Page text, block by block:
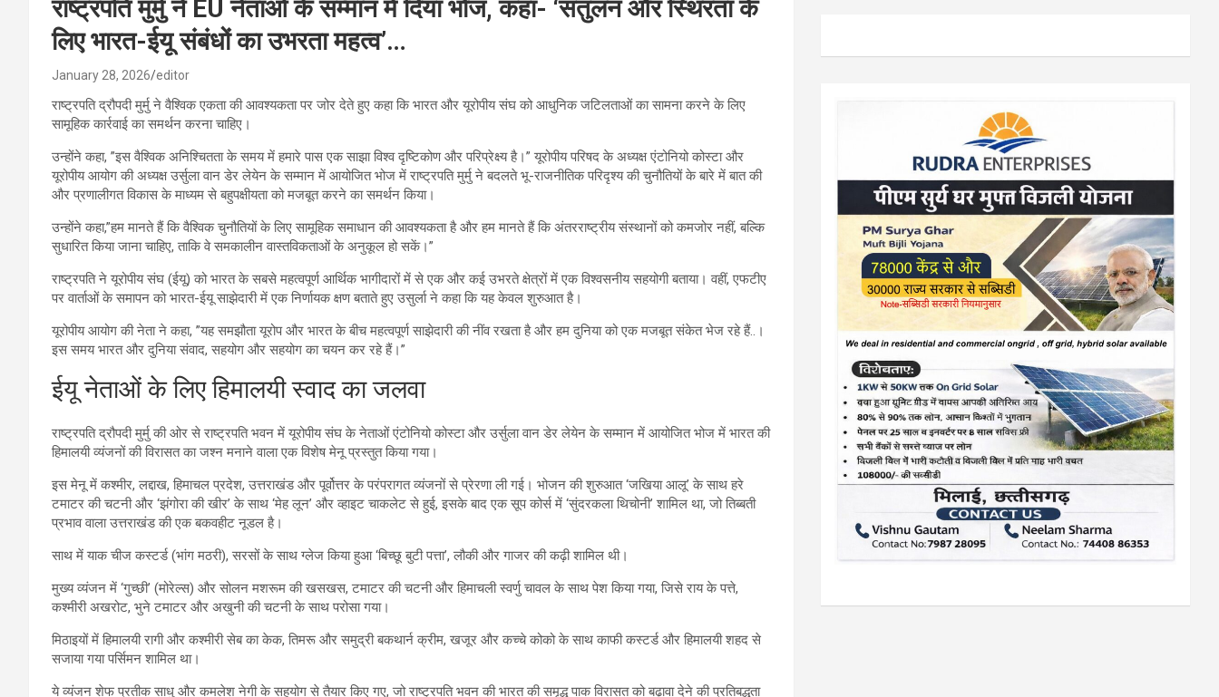
राष्ट्रपति मुर्मु ने EU नेताओं के सम्मान में दिया भोज, कहा- ‘संतुलन और स्थिरता के
लिए भारत-ईयू संबंधों का उभरता महत्व’…
January 28, 2026 editor
राष्ट्रपति द्रौपदी मुर्मु ने वैश्विक एकता की आवश्यकता पर जोर देते हुए कहा कि भारत और यूरोपीय संघ को आधुनिक जटिलताओं का सामना करने के लिए
सामूहिक कार्रवाई का समर्थन करना चाहिए।
उन्होंने कहा, ”इस वैश्विक अनिश्चितता के समय में हमारे पास एक साझा विश्व दृष्टिकोण और परिप्रेक्ष्य है।” यूरोपीय परिषद के अध्यक्ष एंटोनियो कोस्टा और
यूरोपीय आयोग की अध्यक्ष उर्सुला वान डेर लेयेन के सम्मान में आयोजित भोज में राष्ट्रपति मुर्मु ने बदलते भू-राजनीतिक परिदृश्य की चुनौतियों के बारे में बात की
और प्रणालीगत विकास के माध्यम से बहुपक्षीयता को मजबूत करने का समर्थन किया।
उन्होंने कहा,”हम मानते हैं कि वैश्विक चुनौतियों के लिए सामूहिक समाधान की आवश्यकता है और हम मानते हैं कि अंतरराष्ट्रीय संस्थानों को कमजोर नहीं, बल्कि
सुधारित किया जाना चाहिए, ताकि वे समकालीन वास्तविकताओं के अनुकूल हो सकें।”
राष्ट्रपति ने यूरोपीय संघ (ईयू) को भारत के सबसे महत्वपूर्ण आर्थिक भागीदारों में से एक और कई उभरते क्षेत्रों में एक विश्वसनीय सहयोगी बताया। वहीं, एफटीए
पर वार्ताओं के समापन को भारत-ईयू साझेदारी में एक निर्णायक क्षण बताते हुए उसुर्ला ने कहा कि यह केवल शुरुआत है।
यूरोपीय आयोग की नेता ने कहा, ”यह समझौता यूरोप और भारत के बीच महत्वपूर्ण साझेदारी की नींव रखता है और हम दुनिया को एक मजबूत संकेत भेज रहे हैं..।
इस समय भारत और दुनिया संवाद, सहयोग और सहयोग का चयन कर रहे हैं।”
ईयू नेताओं के लिए हिमालयी स्वाद का जलवा
राष्ट्रपति द्रौपदी मुर्मु की ओर से राष्ट्रपति भवन में यूरोपीय संघ के नेताओं एंटोनियो कोस्टा और उर्सुला वान डेर लेयेन के सम्मान में आयोजित भोज में भारत की
हिमालयी व्यंजनों की विरासत का जश्न मनाने वाला एक विशेष मेनू प्रस्तुत किया गया।
इस मेनू में कश्मीर, लद्दाख, हिमाचल प्रदेश, उत्तराखंड और पूर्वोत्तर के परंपरागत व्यंजनों से प्रेरणा ली गई। भोजन की शुरुआत ‘जखिया आलू’ के साथ हरे
टमाटर की चटनी और ‘झंगोरा की खीर’ के साथ ‘मेह लून’ और व्हाइट चाकलेट से हुई, इसके बाद एक सूप कोर्स में ‘सुंदरकला थिचोनी’ शामिल था, जो तिब्बती
प्रभाव वाला उत्तराखंड की एक बकवहीट नूडल है।
साथ में याक चीज कस्टर्ड (भांग मठरी), सरसों के साथ ग्लेज किया हुआ ‘बिच्छू बुटी पत्ता’, लौकी और गाजर की कढ़ी शामिल थी।
मुख्य व्यंजन में ‘गुच्छी’ (मोरेल्स) और सोलन मशरूम की खसखस, टमाटर की चटनी और हिमाचली स्वर्णु चावल के साथ पेश किया गया, जिसे राय के पत्ते,
कश्मीरी अखरोट, भुने टमाटर और अखुनी की चटनी के साथ परोसा गया।
मिठाइयों में हिमालयी रागी और कश्मीरी सेब का केक, तिमरू और समुद्री बकथार्न क्रीम, खजूर और कच्चे कोको के साथ काफी कस्टर्ड और हिमालयी शहद से
सजाया गया पर्सिमन शामिल था।
ये व्यंजन शेफ प्रतीक साधु और कमलेश नेगी के सहयोग से तैयार किए गए, जो राष्ट्रपति भवन की भारत की समृद्ध पाक विरासत को बढ़ावा देने की प्रतिबद्धता